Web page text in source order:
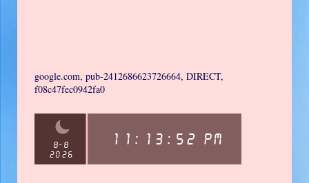
google.com, pub-2412686623726664, DIRECT,
f08c47fec0942fa0